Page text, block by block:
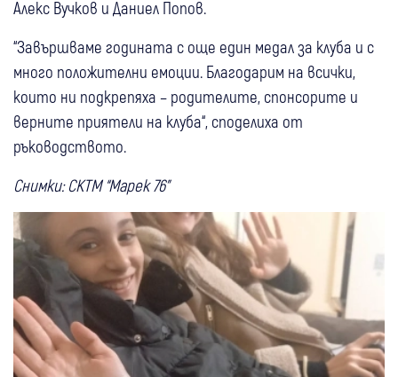
Алекс Вучков и Даниел Попов.
“Завършваме годината с още един медал за клуба и с
много положителни емоции. Благодарим на всички,
които ни подкрепяха – родителите, спонсорите и
верните приятели на клуба“, споделиха от
ръководството.
Снимки: СКТМ “Марек 76”